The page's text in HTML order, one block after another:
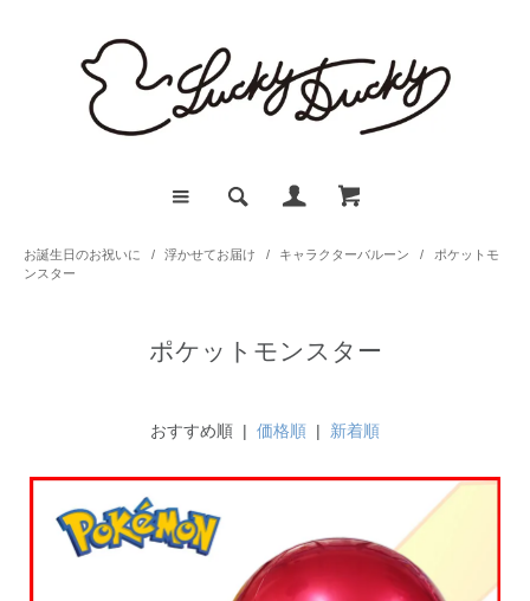
お誕生日のお祝いに / 浮かせてお届け / キャラクターバルーン /
ポケットモ
ンスター
ポケットモンスター
おすすめ順 | 価格順 | 新着順